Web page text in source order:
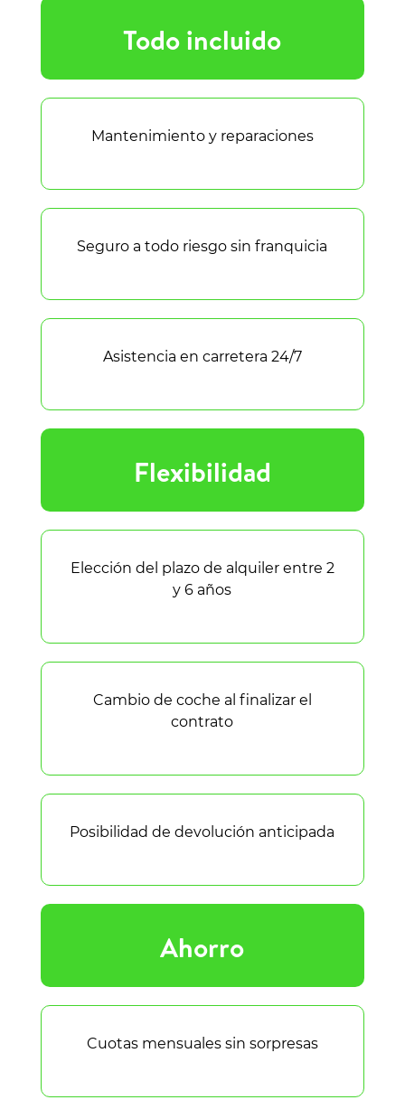
Todo incluido
Flexibilidad
Ahorro
Mantenimiento y reparaciones
Elección del plazo de alquiler entre 2
y 6 años
Cuotas mensuales sin sorpresas
Seguro a todo riesgo sin franquicia
Cambio de coche al finalizar el
contrato
Asistencia en carretera 24/7
Posibilidad de devolución anticipada